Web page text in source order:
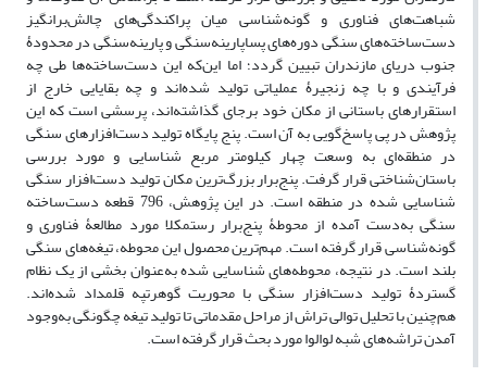
شباهت‌های فناوری و گونه‌شناسی میان پراکندگی‌های چالش‌برانگیز
دست‌ساخته‌‌های سنگی دوره‌های پساپارینه‌سنگی و پارینه‌سنگی در محدودۀ
جنوب دریای مازندران تبیین گردد؛ اما این‌که این دست‌ساخته‌ها طی چه
فرآیندی و با چه زنجیرۀ عملیاتی تولید شده‌اند و چه بقایایی خارج از
استقرارهای باستانی از مکان خود برجای گذاشته‌اند، پرسشی است که این
پژوهش در پی پاسخ‌گویی به آن است. پنج پایگاه تولید دست‌افزارهای سنگی
در منطقه‌ای به وسعت چهار کیلومتر مربع شناسایی و مورد بررسی
باستان‌شناختی قرار گرفت. پنج‌برار بزرگ‌ترین مکان تولید دست‌افزار سنگی
شناسایی شده در منطقه است. در این پژوهش، 796 قطعه دست‌ساخته‌
سنگی به‌دست ‌آمده از محوطۀ پنج‌برار رستمکلا مورد مطالعۀ فناوری و
گونه‌شناسی قرار گرفته است. مهم‌ترین محصول این محوطه، تیغه‌های سنگی
بلند است. در نتیجه، محوطه‌های شناسایی شده به‌عنوان بخشی از یک نظام
گستردۀ تولید دست‌افزار سنگی با محوریت گوهرتپه قلمداد شده‌اند.
هم‌چنین با تحلیل توالی‌ تراش از مراحل مقدماتی تا تولید تیغه چگونگی به‌وجود
آمدن تراشه‌های شبه لوالوا مورد بحث قرار گرفته است.